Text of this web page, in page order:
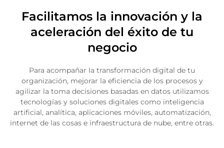
Facilitamos la innovación y la
aceleración del éxito de tu
negocio
Para acompañar la transformación digital de tu
organización, mejorar la eficiencia de los procesos y
agilizar la toma decisiones basadas en datos utilizamos
tecnologías y soluciones digitales como inteligencia
artificial, analítica, aplicaciones móviles, automatización,
internet de las cosas e infraestructura de nube, entre otras.